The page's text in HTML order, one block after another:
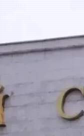
Красноярский
жалобы семерых
Канска, которые на
материнский